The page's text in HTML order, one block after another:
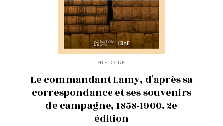
HISTOIRE
Le commandant Lamy, d'après sa
correspondance et ses souvenirs
de campagne, 1858-1900. 2e
édition